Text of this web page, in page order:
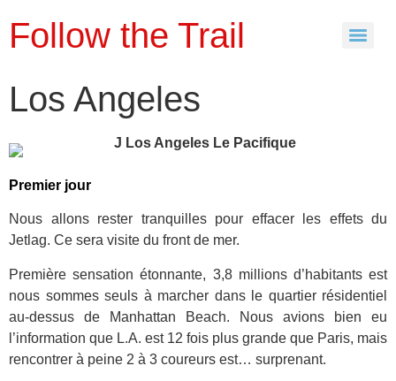
Follow the Trail
Los Angeles
Premier jour
Nous allons rester tranquilles pour effacer les effets du
Jetlag. Ce sera visite du front de mer.
Première sensation étonnante, 3,8 millions d’habitants est
nous sommes seuls à marcher dans le quartier résidentiel
au-dessus de Manhattan Beach. Nous avions bien eu
l’information que L.A. est 12 fois plus grande que Paris, mais
rencontrer à peine 2 à 3 coureurs est… surprenant.